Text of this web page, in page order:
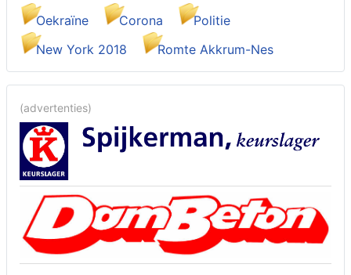
Oekraïne
Corona
Politie
New York 2018
Romte Akkrum-Nes
(advertenties)